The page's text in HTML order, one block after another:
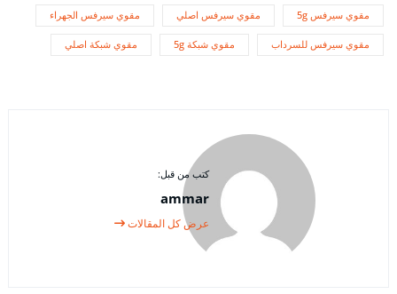
مقوي سيرفس 5g مقوي سيرفس اصلي مقوي سيرفس الجهراء
مقوي سيرفس للسرداب مقوي شبكة 5g مقوي شبكة اصلي
كتب من قبل:
ammar
عرض كل المقالات